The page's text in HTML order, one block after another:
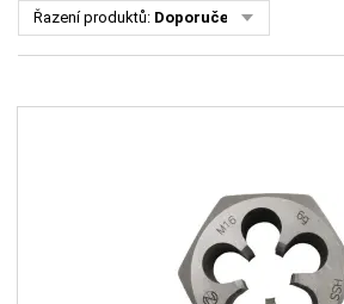
Řazení produktů: Doporučené